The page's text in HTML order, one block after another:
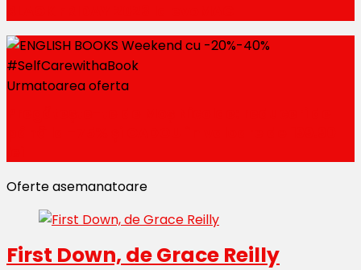
Urmatoarea oferta
Oferte asemanatoare
First Down, de Grace Reilly